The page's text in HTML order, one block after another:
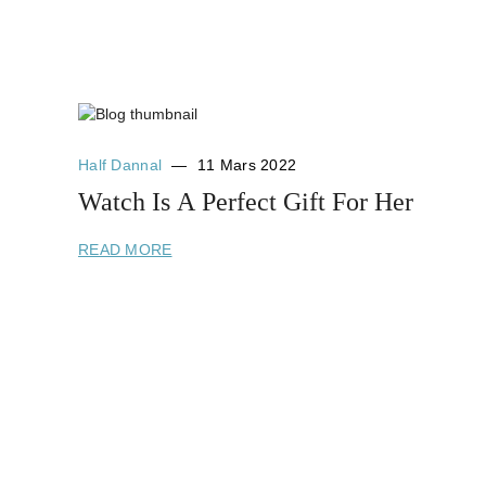
Half Dannal 11 Mars 2022
Watch Is A Perfect Gift For Her
READ MORE